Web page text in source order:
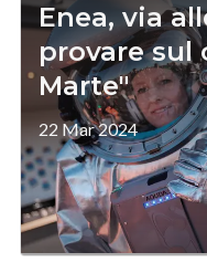
Enea, via
provare sul
Marte"
22 Mar 2024